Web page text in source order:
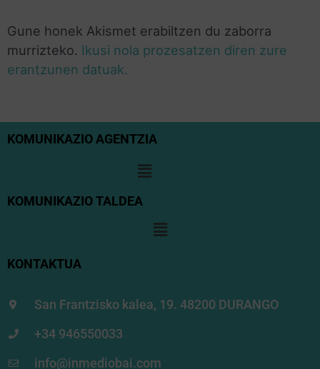
Gune honek Akismet erabiltzen du zaborra
murrizteko. Ikusi nola prozesatzen diren zure
erantzunen datuak.
KOMUNIKAZIO AGENTZIA
KOMUNIKAZIO TALDEA
KONTAKTUA
San Frantzisko kalea, 19. 48200 DURANGO
+34 946550033
info@inmediobai.com